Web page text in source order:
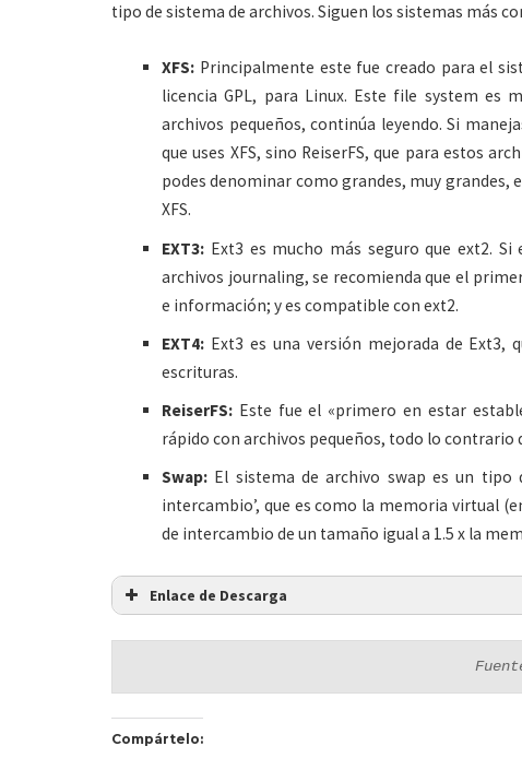
tipo de sistema de archivos. Siguen los sistemas más
XFS: Principalmente este fue creado para el
licencia GPL, para Linux. Este file system es
archivos pequeños, continúa leyendo. Si
que uses XFS, sino ReiserFS, que para estos
podes denominar como grandes, muy grandes,
XFS.
EXT3: Ext3 es mucho más seguro que ext2.
archivos journaling, se recomienda que el
e información; y es compatible con ext2.
EXT4: Ext3 es una versión mejorada de Ext3,
escrituras.
ReiserFS: Este fue el «primero en estar
rápido con archivos pequeños, todo lo contrario
Swap: El sistema de archivo swap es un tipo
intercambio’, que es como la memoria virtual
de intercambio de un tamaño igual a 1.5 x la
Enlace de Descarga
Compártelo: